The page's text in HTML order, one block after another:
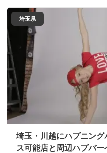
埼玉県
埼玉・川越にハプニン
ス可能店と周辺ハプバー